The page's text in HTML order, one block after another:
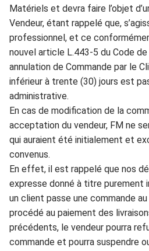
Matériels et devra faire l’objet
Vendeur, étant rappelé que, s
professionnel, et ce confor
nouvel article L.443-5 du Code de
annulation de Commande par le
inférieur à trente (30) jours est
administrative.
En cas de modification de la
acceptation du vendeur, FM ne
qui auraient été initialement et
convenus.
En effet, il est rappelé que nos
expresse donné à titre purement
un client passe une commande
procédé au paiement des livraison
précédents, le vendeur pourra
commande et pourra suspendre